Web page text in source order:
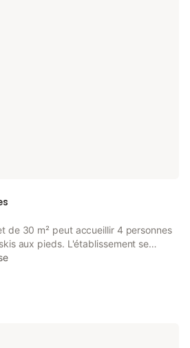
de 30 m² peut accueillir 4 personnes
aux pieds. L'établissement se
de ski et à 1,5 km du centre-ville,
pratique pour les activités de
l'année. Le logement de plain-pied